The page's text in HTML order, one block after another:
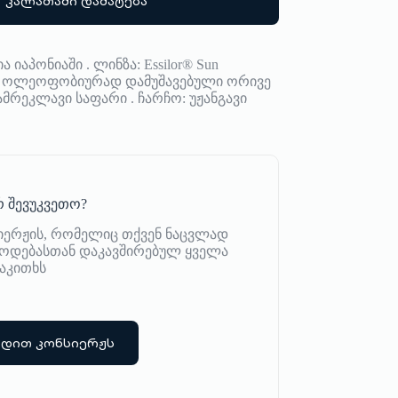
. ლინზა: Essilor® Sun
ოლეოფობიურად დამუშავებული ორივე
საფარი . ჩარჩო: უჟანგავი
რომელიც თქვენ ნაცვლად
დაკავშირებულ ყველა
კონსიერჟს